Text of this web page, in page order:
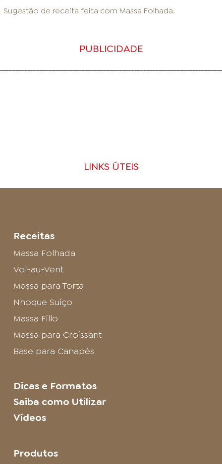
Sugestão de receita feita com Massa Folhada.
PUBLICIDADE
LINKS ÚTEIS
Receitas
Massa Folhada
Vol-au-Vent
Massa para Torta
Nhoque Suíço
Massa Fillo
Massa para Croissant
Base para Canapés
Dicas e Formatos
Saiba como Utilizar
Vídeos
Produtos